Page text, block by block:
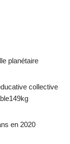
planétaire
collective
en 2020